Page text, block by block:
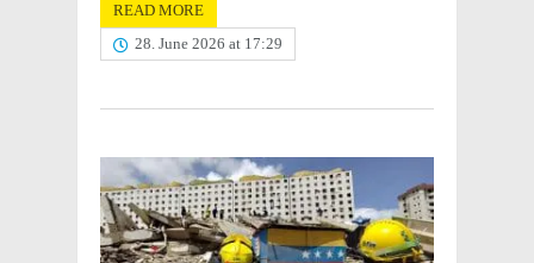
READ MORE
28. June 2026 at 17:29